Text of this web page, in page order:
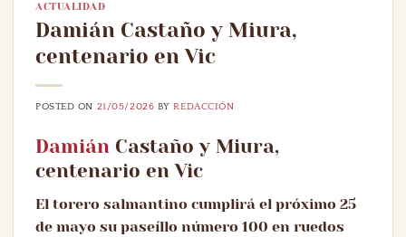
ACTUALIDAD
Damián Castaño y Miura,
centenario en Vic
POSTED ON 21/05/2026 BYREDACCIÓN
Damián Castaño y Miura,
centenario en Vic
El torero salmantino cumplirá el próximo 25
de mayo su paseíllo número 100 en ruedos